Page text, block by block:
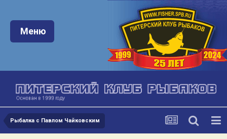
Меню:
Меню
Рыбалка с Павлом Чайковским